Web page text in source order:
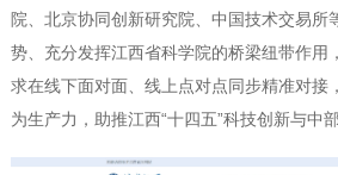
院、北京协同创新研究院、中国技术交易所
势、充分发挥江西省科学院的桥梁纽带作用
求在线下面对面、线上点对点同步精准对接
为生产力，助推江西“十四五”科技创新与中部